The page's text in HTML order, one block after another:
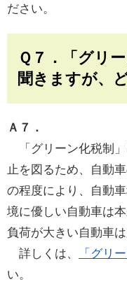
ださい。
Ｑ７．「グリ
聞きますが、
Ａ７．
「グリーン化税制
止を図るため、自動
の程度により、自動
境に優しい自動車は
負荷が大きい自動車は
詳しくは、
「グリ
い。